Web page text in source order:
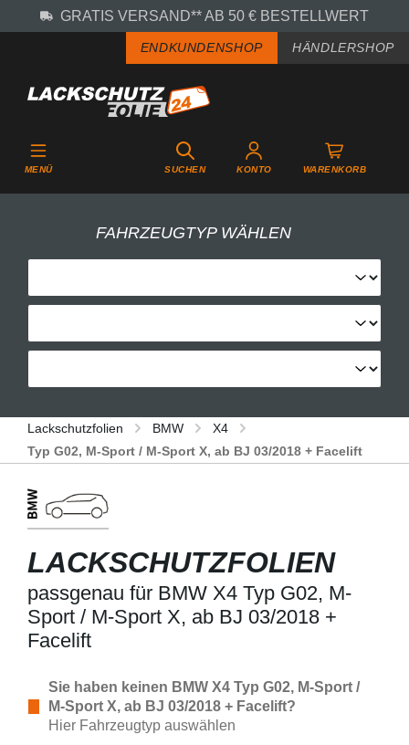
Zum Hauptinhalt springen
GRATIS VERSAND** AB 50 € BESTELLWERT
ENDKUNDENSHOP HÄNDLERSHOP
MENÜ SUCHEN KONTO WARENKORB
FAHRZEUGTYP WÄHLEN
Lackschutzfolien BMW
X4
Typ G02, M-Sport / M-Sport X, ab BJ 03/2018 + Facelift
LACKSCHUTZFOLIEN
passgenau für BMW X4 Typ G02, M-
Sport / M-Sport X, ab BJ 03/2018 +
Facelift
Sie haben keinen BMW X4 Typ G02, M-Sport /
M-Sport X, ab BJ 03/2018 + Facelift?
Hier Fahrzeugtyp auswählen